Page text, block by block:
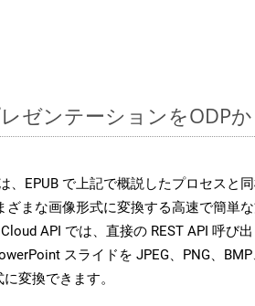
ゼンテーションをODP
、EPUB で上記で概説したプロセスと
ざまな画像形式に変換する高速で簡単
API では、直接の REST API 呼び
スライドを JPEG、PNG、BMP
変換できます。